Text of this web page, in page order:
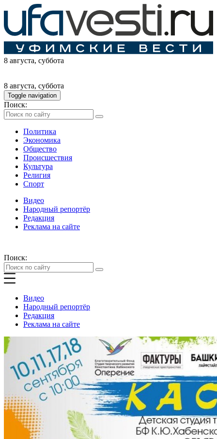
8 августа, суббота
8 августа, суббота
Toggle navigation
Поиск:
Политика
Экономика
Общество
Происшествия
Культура
Религия
Спорт
Видео
Народный репортёр
Редакция
Реклама на сайте
Поиск:
Видео
Народный репортёр
Редакция
Реклама на сайте